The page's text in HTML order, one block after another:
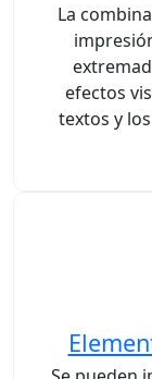
La
efectos
textos y